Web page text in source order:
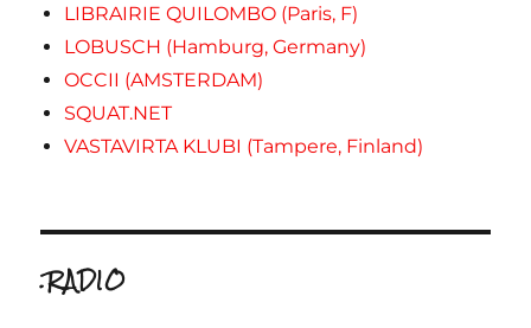
LIBRAIRIE QUILOMBO (Paris, F)
LOBUSCH (Hamburg, Germany)
OCCII (AMSTERDAM)
SQUAT.NET
VASTAVIRTA KLUBI (Tampere, Finland)
.RADIO